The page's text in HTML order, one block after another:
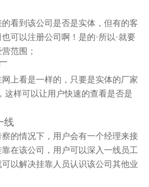
看到该公司是否是实体，但有的客
可以注册公司啊！是的·所以·就要
范围；
上看是一样的，只要是实体的厂家
这样可以让用户快速的查看是否是
线
的情况下，用户会有一个经理来接
在该公司，用户可以深入一线员工
以解决挂靠人员认识该公司其他业